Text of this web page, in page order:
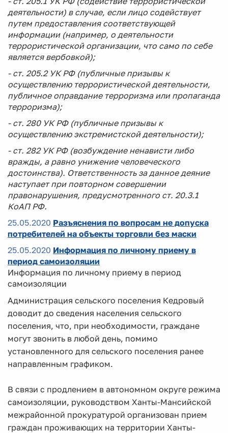
деятельности) в случае, если лицо содействует
путем предоставления соответствующей
информации (например, о деятельности
террористической организации, что само по себе
является вербовкой);
- ст. 205.2 УК РФ (публичные призывы к
осуществлению террористической деятельности,
публичное оправдание терроризма или пропаганда
терроризма);
- ст. 280 УК РФ (публичные призывы к
осуществлению экстремистской деятельности);
- ст. 282 УК РФ (возбуждение ненависти либо
вражды, а равно унижение человеческого
достоинства). Ответственность за данное деяние
наступает при повторном совершении
правонарушения, предусмотренного ст. 20.3.1
КоАП РФ.
25.05.2020 Разъяснения по вопросам не допуска
потребителей на объекты торговли без маски
25.05.2020 Информация по личному приему в
период самоизоляции
Информация по личному приему в период
самоизоляции
Администрация сельского поселения Кедровый
доводит до сведения населения сельского
поселения, что, при необходимости, граждане
могут звонить в любой день, помимо
установленного для сельского поселения ранее
направленным графиком.
В связи с продлением в автономном округе режима
самоизоляции, руководством Ханты-Мансийской
межрайонной прокуратурой организован прием
граждан проживающих на территории Ханты-